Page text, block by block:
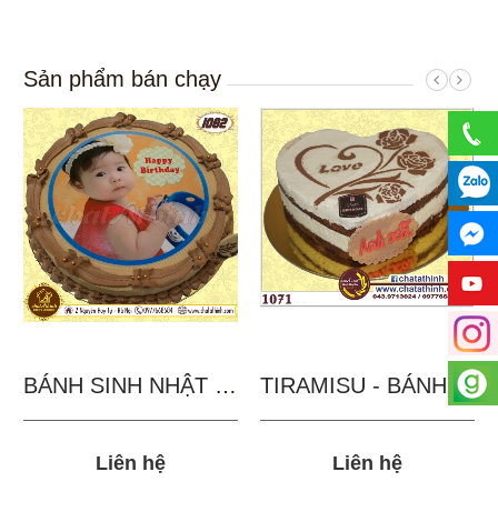
Sản phẩm bán chạy
BÁNH SINH NHẬT IN...
Liên hệ
TIRAMISU - BÁNH TẶNG...
Liên hệ